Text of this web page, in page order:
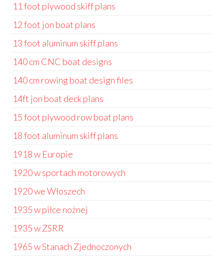
11 foot plywood skiff plans
12 foot jon boat plans
13 foot aluminum skiff plans
140 cm CNC boat designs
140 cm rowing boat design files
14ft jon boat deck plans
15 foot plywood row boat plans
18 foot aluminum skiff plans
1918 w Europie
1920 w sportach motorowych
1920 we Włoszech
1935 w piłce nożnej
1935 w ZSRR
1965 w Stanach Zjednoczonych